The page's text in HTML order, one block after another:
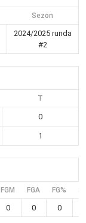
Sezon
2024/2025 runda
#2
T
0
1
FGM FGA FG%
0 0 0